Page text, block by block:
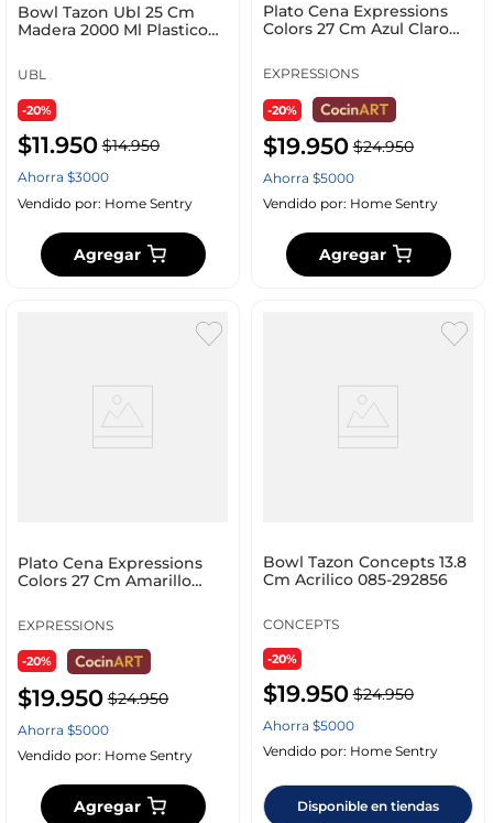
Bowl Tazon Ubl 25 Cm
Madera 2000 Ml Plastico
UBL
-20%
$11.950 $14.950
Ahorra $3000
Vendido por: Home Sentry
Agregar
Plato Cena Expressions
Colors 27 Cm Azul Claro
EXPRESSIONS
-20%
$19.950 $24.950
Ahorra $5000
Vendido por: Home Sentry
Agregar
Plato Cena Expressions
Colors 27 Cm Amarillo
EXPRESSIONS
-20%
$19.950 $24.950
Ahorra $5000
Vendido por: Home Sentry
Agregar
Bowl Tazon Concepts 13.8
Cm Acrilico 085-292856
CONCEPTS
-20%
$19.950 $24.950
Ahorra $5000
Vendido por: Home Sentry
Disponible en tiendas